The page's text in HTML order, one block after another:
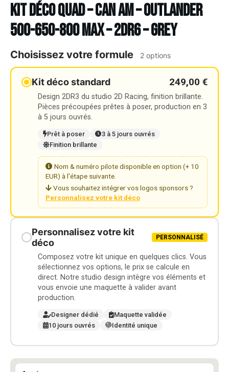
Kit déco Quad – CAN AM – OUTLANDER
500-650-800 MAX – 2DR6 – GREY
Choisissez votre formule 2 options
Kit déco standard 249,00 €
Design 2DR3 du studio 2D Racing, finition brillante.
Pièces précoupées prêtes à poser, production en 3
à 5 jours ouvrés.
Prêt à poser
3 à 5 jours ouvrés
Finition brillante
Nom & numéro pilote disponible en option (+ 10
EUR) à l'étape suivante.
Vous souhaitez intégrer vos logos sponsors ?
Personnalisez votre kit déco
Personnalisez votre kit
déco
PERSONNALISÉ
Composez votre kit unique en quelques clics. Vous
sélectionnez vos options, le prix se calcule en
direct. Notre studio design intègre vos éléments et
vous envoie une maquette à valider avant
production.
Designer dédié
Maquette validée
10 jours ouvrés
Identité unique